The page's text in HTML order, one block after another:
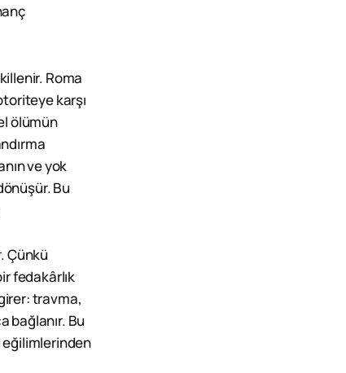
Roma
karşı
ölümün
ve yok
Bu
Çünkü
fedakârlık
travma,
bağlanır. Bu
eğilimlerinden